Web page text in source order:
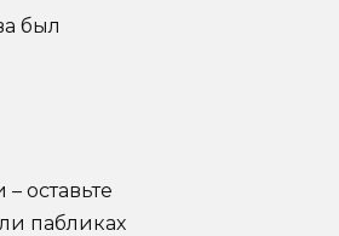
был
оставьте
пабликах